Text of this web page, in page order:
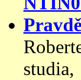
studia,